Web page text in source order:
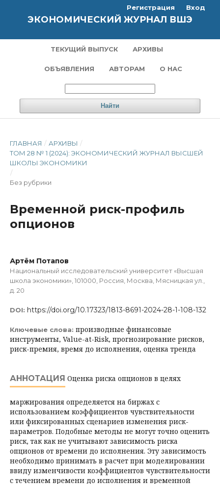
ЭКОНОМИЧЕСКИЙ ЖУРНАЛ ВШЭ
ТЕКУЩИЙ ВЫПУСК АРХИВЫ
ОБЪЯВЛЕНИЯ АВТОРАМ О НАС
Найти
Регистрация Вход
ГЛАВНАЯ / АРХИВЫ /
ТОМ 28 № 1 (2024): ЭКОНОМИЧЕСКИЙ ЖУРНАЛ ВЫСШЕЙ
ШКОЛЫ ЭКОНОМИКИ
/
Без рубрики
Временной риск-профиль
опционов
Артём Потапов
Национальный исследовательский университет «Высшая
школа экономики», 101000, Россия, Москва, Мясницкая ул.,
д. 20
DOI: https://doi.org/10.17323/1813-8691-2024-28-1-108-132
Ключевые слова: производные финансовые
инструменты, Value-at-Risk, прогнозирование рисков,
риск-премия, время до исполнения, оценка тренда
АННОТАЦИЯ Оценка риска опционов в целях
маржирования определяется на биржах с
использованием коэффициентов чувствительности
или фиксированных сценариев изменения риск-
параметров. Подобные методы не могут точно оценить
риск, так как не учитывают зависимость риска
опционов от времени до исполнения. Эту зависимость
необходимо принимать в расчет при моделировании
ввиду изменчивости коэффициентов чувствительности
с течением времени до исполнения и временной